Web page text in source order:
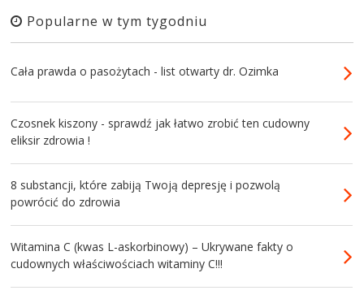
Popularne w tym tygodniu
Cała prawda o pasożytach - list otwarty dr. Ozimka
Czosnek kiszony - sprawdź jak łatwo zrobić ten cudowny
eliksir zdrowia !
8 substancji, które zabiją Twoją depresję i pozwolą
powrócić do zdrowia
Witamina C (kwas L-askorbinowy) – Ukrywane fakty o
cudownych właściwościach witaminy C!!!